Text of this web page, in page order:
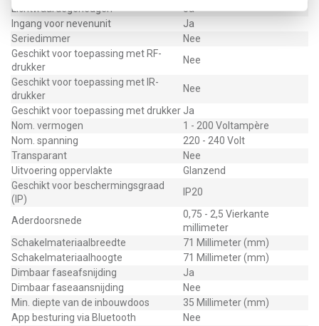
Lichtwaardegeheugen
Ja
Ingang voor nevenunit
Ja
Seriedimmer
Nee
Geschikt voor toepassing met RF-
drukker
Nee
Geschikt voor toepassing met IR-
drukker
Nee
Geschikt voor toepassing met drukker Ja
Nom. vermogen
1 - 200 Voltampère
Nom. spanning
220 - 240 Volt
Transparant
Nee
Uitvoering oppervlakte
Glanzend
Geschikt voor beschermingsgraad
(IP)
IP20
Aderdoorsnede
0,75 - 2,5 Vierkante
millimeter
Schakelmateriaalbreedte
71 Millimeter (mm)
Schakelmateriaalhoogte
71 Millimeter (mm)
Dimbaar faseafsnijding
Ja
Dimbaar faseaansnijding
Nee
Min. diepte van de inbouwdoos
35 Millimeter (mm)
App besturing via Bluetooth
Nee